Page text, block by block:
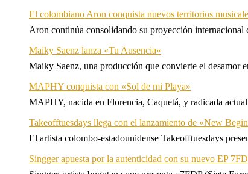
El colombiano Aron conquista nuevos territorios
Aron continúa consolidando su proyección internacional
Maiky Saenz lanza «Tu Ausencia»
Maiky Saenz, una producción que convierte el desamor
MAPHY conquista con «Sol de mi Playa»
MAPHY, nacida en Florencia, Caquetá, y radicada
Takeofftuesdays llega con el lanzamiento de «New
El artista colombo-estadounidense Takeofftuesdays
Singger apuesta por la autenticidad con su nuevo EP